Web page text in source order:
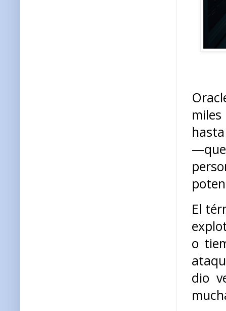
El
o
dio